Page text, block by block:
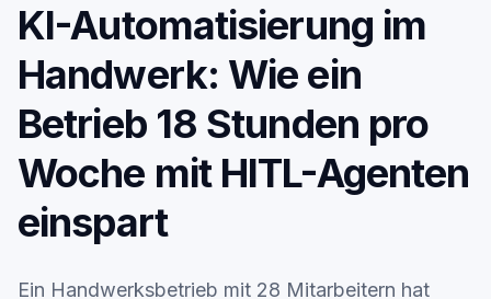
AI Security Platform
Enterprise Knowledge Base
JsonCut Media
Leistungen
Blog
Kontakt
KI-Automatisierung im
Handwerk: Wie ein
Betrieb 18 Stunden pro
Woche mit HITL-Agenten
einspart
Ein Handwerksbetrieb mit 28 Mitarbeitern hat